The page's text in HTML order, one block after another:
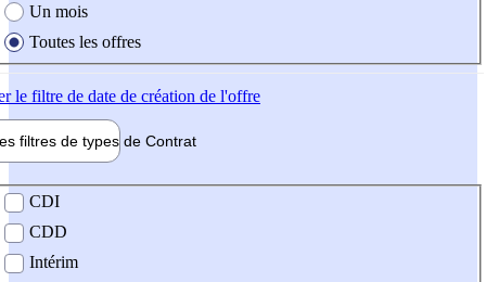
Un mois
Toutes les offres
le filtre de date de création de l'offre
filtres de types de Contrat
contrat
CDI
CDD
Intérim